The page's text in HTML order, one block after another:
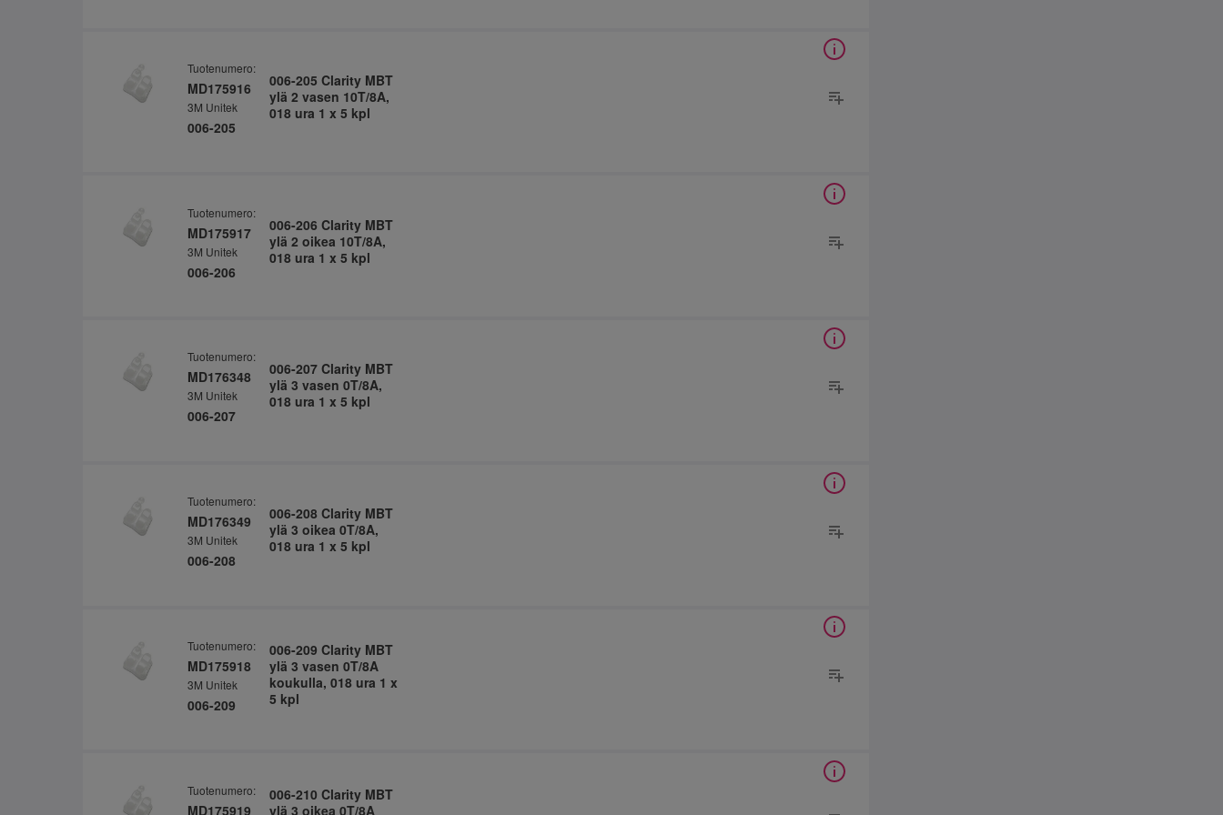
Tuotenumero:
MD175916
3M Unitek
006-205
006-205 Clarity MBT
ylä 2 vasen 10T/8A,
018 ura 1 x 5 kpl
Tuotenumero:
MD175917
3M Unitek
006-206
006-206 Clarity MBT
ylä 2 oikea 10T/8A,
018 ura 1 x 5 kpl
Tuotenumero:
MD176348
3M Unitek
006-207
006-207 Clarity MBT
ylä 3 vasen 0T/8A,
018 ura 1 x 5 kpl
Tuotenumero:
MD176349
3M Unitek
006-208
006-208 Clarity MBT
ylä 3 oikea 0T/8A,
018 ura 1 x 5 kpl
Tuotenumero:
MD175918
3M Unitek
006-209
006-209 Clarity MBT
ylä 3 vasen 0T/8A
koukulla, 018 ura 1 x
5 kpl
Tuotenumero:
MD175919
006-210 Clarity MBT
ylä 3 oikea 0T/8A